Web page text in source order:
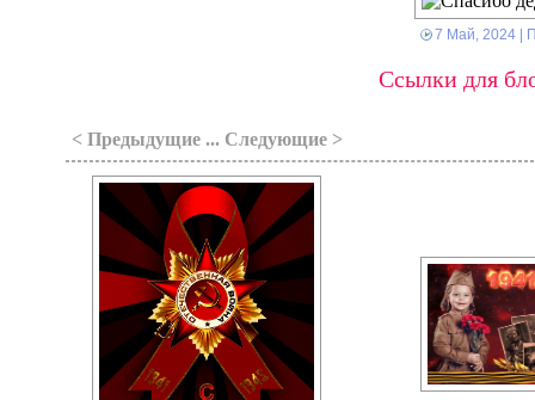
7 Май, 2024|
Ссылки для
< Предыдущие ... Следующие >